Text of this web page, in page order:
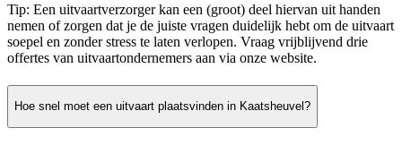
Tip: Een uitvaartverzorger kan een (groot) deel hiervan uit handen
nemen of zorgen dat je de juiste vragen duidelijk hebt om de uitvaart
soepel en zonder stress te laten verlopen. Vraag vrijblijvend drie
offertes van uitvaartondernemers aan via onze website.
Hoe snel moet een uitvaart plaatsvinden in Kaatsheuvel?